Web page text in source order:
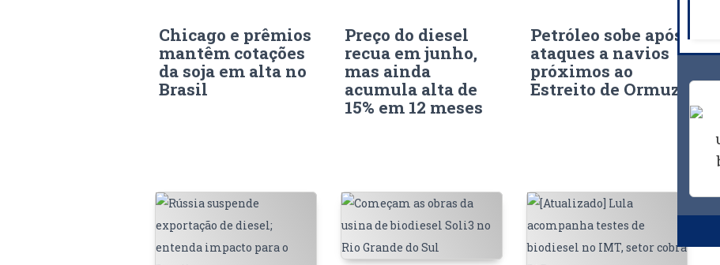
Chicago e prêmios
mantêm cotações
da soja em alta no
Brasil
Preço do diesel
recua em junho,
mas ainda
acumula alta de
15% em 12 meses
Petróleo sobe após
ataques a navios
próximos ao
Estreito de Ormuz